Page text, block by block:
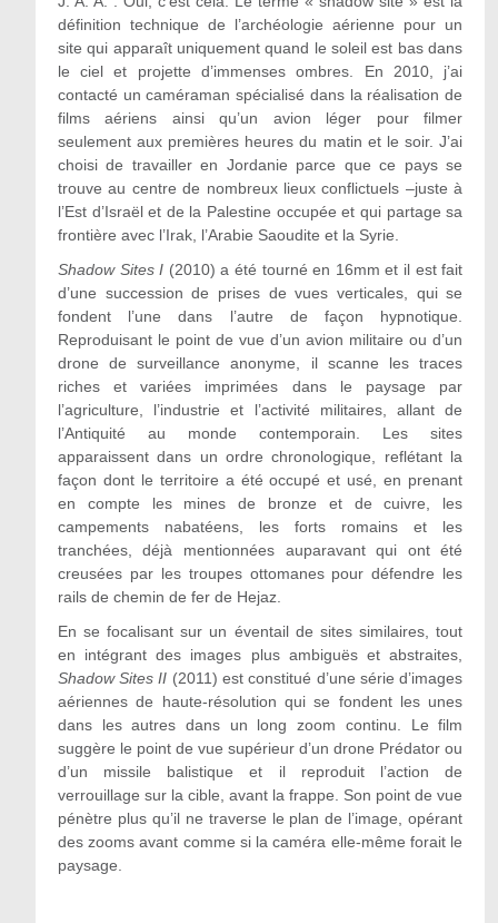
définition technique de l’archéologie aérienne pour un
site qui apparaît uniquement quand le soleil est bas dans
le ciel et projette d’immenses ombres. En 2010, j’ai
contacté un caméraman spécialisé dans la réalisation de
films aériens ainsi qu’un avion léger pour filmer
seulement aux premières heures du matin et le soir. J’ai
choisi de travailler en Jordanie parce que ce pays se
trouve au centre de nombreux lieux conflictuels –juste à
l’Est d’Israël et de la Palestine occupée et qui partage sa
frontière avec l’Irak, l’Arabie Saoudite et la Syrie.
Shadow Sites I (2010) a été tourné en 16mm et il est fait
d’une succession de prises de vues verticales, qui se
fondent l’une dans l’autre de façon hypnotique.
Reproduisant le point de vue d’un avion militaire ou d’un
drone de surveillance anonyme, il scanne les traces
riches et variées imprimées dans le paysage par
l’agriculture, l’industrie et l’activité militaires, allant de
l’Antiquité au monde contemporain. Les sites
apparaissent dans un ordre chronologique, reflétant la
façon dont le territoire a été occupé et usé, en prenant
en compte les mines de bronze et de cuivre, les
campements nabatéens, les forts romains et les
tranchées, déjà mentionnées auparavant qui ont été
creusées par les troupes ottomanes pour défendre les
rails de chemin de fer de Hejaz.
En se focalisant sur un éventail de sites similaires, tout
en intégrant des images plus ambiguës et abstraites,
Shadow Sites II (2011) est constitué d’une série d’images
aériennes de haute-résolution qui se fondent les unes
dans les autres dans un long zoom continu. Le film
suggère le point de vue supérieur d’un drone Prédator ou
d’un missile balistique et il reproduit l’action de
verrouillage sur la cible, avant la frappe. Son point de vue
pénètre plus qu’il ne traverse le plan de l’image, opérant
des zooms avant comme si la caméra elle-même forait le
paysage.